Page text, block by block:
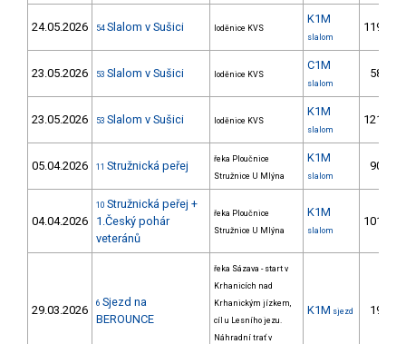
24.05.2026 54 Slalom v Sušici loděnice KVS
K1M
slalom
119.
23.05.2026 53 Slalom v Sušici loděnice KVS
C1M
slalom
58.
23.05.2026 53 Slalom v Sušici loděnice KVS
K1M
slalom
121.
05.04.2026 11 Stružnická peřej
řeka Ploučnice
Stružnice U Mlýna
K1M
slalom
90.
04.04.2026
10 Stružnická peřej +
1.Český pohár
veteránů
řeka Ploučnice
Stružnice U Mlýna
K1M
slalom
101.
29.03.2026 6 Sjezd na
BEROUNCE
řeka Sázava - start v
Krhanicích nad
Krhanickým jízkem,
cíl u Lesního jezu.
Náhradní trať v
K1M sjezd 19.